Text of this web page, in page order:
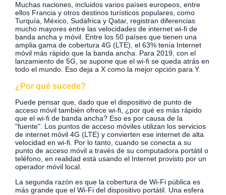
Muchas naciones, incluidos varios países europeos, entre
ellos Francia y otros destinos turísticos populares, como
Turquía, México, Sudáfrica y Qatar, registran diferencias
mucho mayores entre las velocidades de internet wi-fi de
banda ancha y móvil. Entre los 50 países que tienen una
amplia gama de cobertura 4G (LTE), el 63% tenía Internet
móvil más rápido que la banda ancha. Para 2019, con el
lanzamiento de 5G, se supone que el wi-fi se queda atrás en
todo el mundo. Eso deja a X como la mejor opción para Y.
¿Por qué sucede?
Puede pensar que, dado que el dispositivo de punto de
acceso móvil también ofrece wi-fi, ¿por qué es más rápido
que el wi-fi de banda ancha? Eso es por causa de la
"fuente". Los puntos de acceso móviles utilizan los servicios
de internet móvil 4G (LTE) y convierten ese internet de alta
velocidad en wi-fi. Por lo tanto, cuando se conecta a su
punto de acceso móvil a través de su computadora portátil o
teléfono, en realidad está usando el Internet provisto por un
operador móvil local.
La segunda razón es que la cobertura de Wi-Fi pública es
más grande que el Wi-Fi del dispositivo portátil. Una esfera